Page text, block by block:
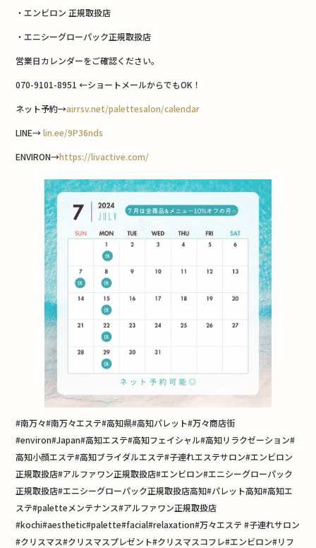
・エンビロン 正規取扱店
・エニシーグローパック正規取扱店
営業日カレンダーをご確認ください。
070-9101-8951 ←ショートメールからでもOK！
ネット予約→airrsv.net/palettesalon/calendar
LINE→lin.ee/9P36nds
ENVIRON→https://livactive.com/
#南万々#南万々エステ#高知県#高知パレット#万々商店街
#environ#Japan#高知エステ#高知フェイシャル#高知リラクゼーション#
高知小顔エステ#高知ブライダルエステ#子連れエステサロン#エンビロン
正規取扱店#アルファワン正規取扱店#エンビロン#エニシーグローパック
正規取扱店#エニシーグローパック正規取扱店高知#パレット高知#高知エ
ステ#paletteメンテナンス#アルファワン正規取扱店
#kochi#aesthetic#palette#facial#relaxation#万々エステ #子連れサロン
#クリスマス#クリスマスプレゼント#クリスマスコフレ#エンビロン#リフ